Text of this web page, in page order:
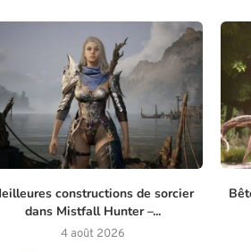
constructions de sorcier
dans Mistfall Hunter –...
4 août 2026